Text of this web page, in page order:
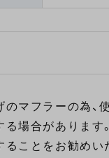
マフラーの為、
場合があります
ことをお勧めい